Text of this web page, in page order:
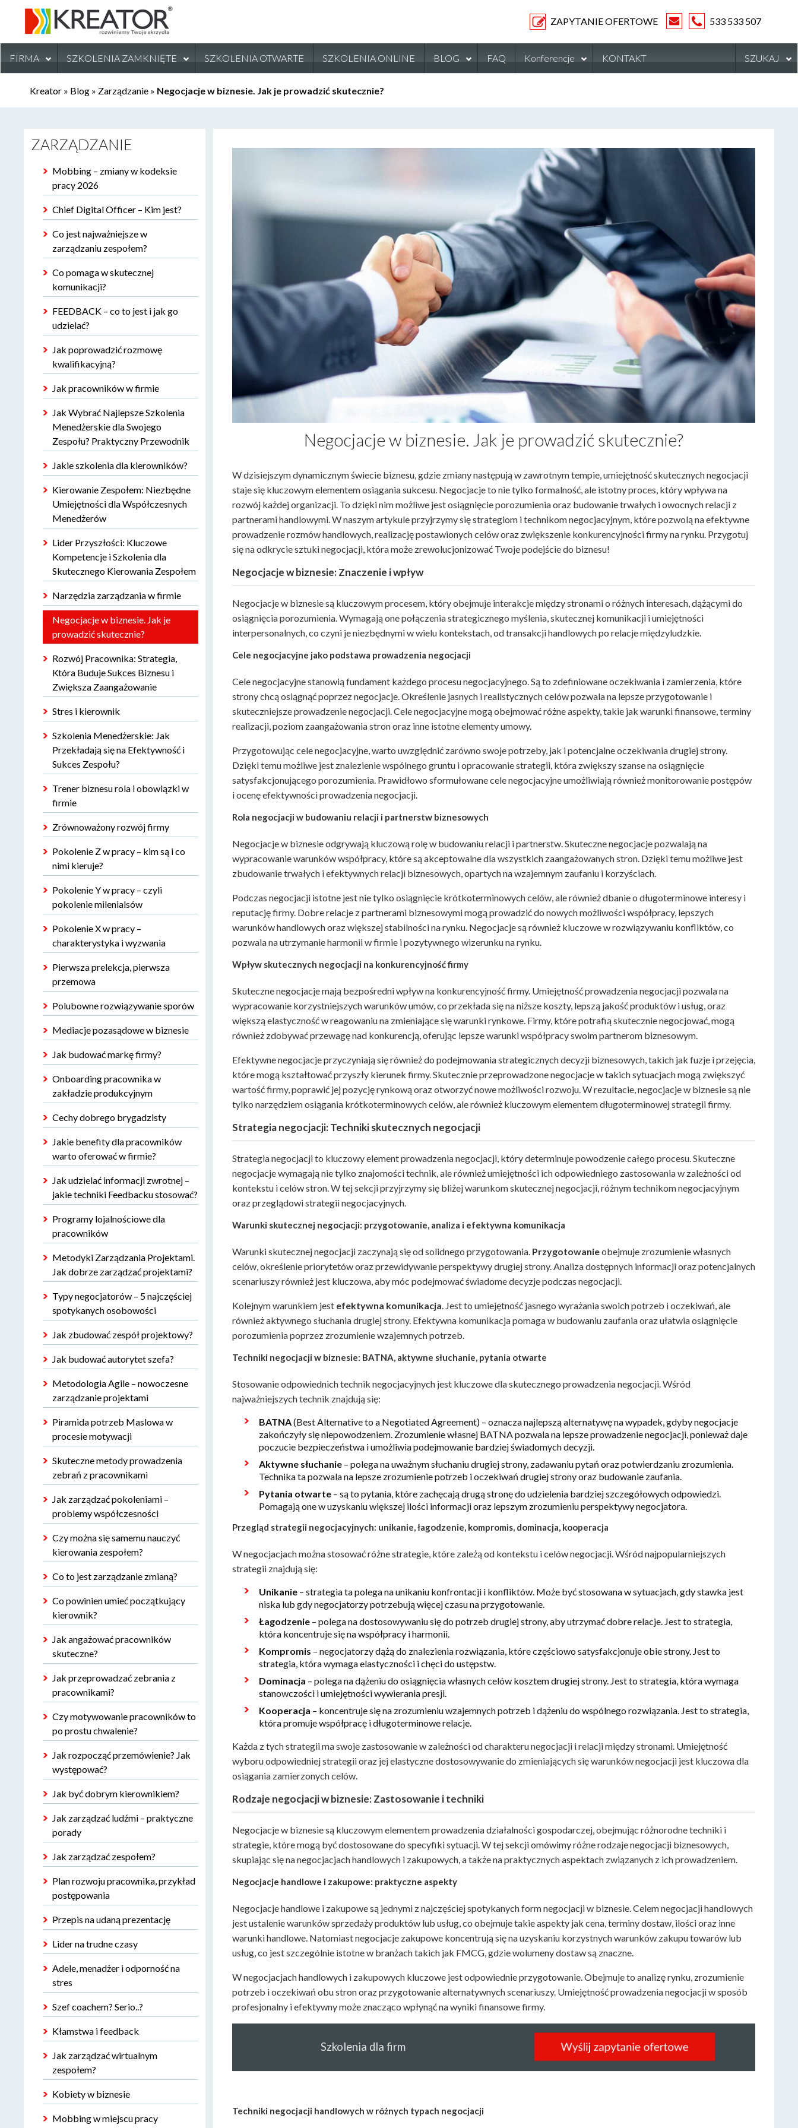
533 533 507
ZAPYTANIE OFERTOWE
FIRMA SZKOLENIA ZAMKNIĘTE SZKOLENIA OTWARTE SZKOLENIA ONLINE BLOG FAQ SZUKAJ
Konferencje KONTAKT
Kreator » Blog » Zarządzanie » Negocjacje w biznesie. Jak je prowadzić skutecznie?
ZARZĄDZANIE
Mobbing – zmiany w kodeksie
pracy 2026
Chief Digital Officer – Kim jest?
Co jest najważniejsze w
zarządzaniu zespołem?
Co pomaga w skutecznej
komunikacji?
FEEDBACK – co to jest i jak go
udzielać?
Jak poprowadzić rozmowę
kwalifikacyjną?
Jak pracowników w firmie
Jak Wybrać Najlepsze Szkolenia
Menedżerskie dla Swojego
Zespołu? Praktyczny Przewodnik
Jakie szkolenia dla kierowników?
Kierowanie Zespołem: Niezbędne
Umiejętności dla Współczesnych
Menedżerów
Lider Przyszłości: Kluczowe
Kompetencje i Szkolenia dla
Skutecznego Kierowania Zespołem
Narzędzia zarządzania w firmie
Negocjacje w biznesie. Jak je
prowadzić skutecznie?
Rozwój Pracownika: Strategia,
Która Buduje Sukces Biznesu i
Zwiększa Zaangażowanie
Stres i kierownik
Szkolenia Menedżerskie: Jak
Przekładają się na Efektywność i
Sukces Zespołu?
Trener biznesu rola i obowiązki w
firmie
Zrównoważony rozwój firmy
Pokolenie Z w pracy – kim są i co
nimi kieruje?
Pokolenie Y w pracy – czyli
pokolenie milenialsów
Pokolenie X w pracy –
charakterystyka i wyzwania
Pierwsza prelekcja, pierwsza
przemowa
Polubowne rozwiązywanie sporów
Mediacje pozasądowe w biznesie
Jak budować markę firmy?
Onboarding pracownika w
zakładzie produkcyjnym
Cechy dobrego brygadzisty
Jakie benefity dla pracowników
warto oferować w firmie?
Jak udzielać informacji zwrotnej –
jakie techniki Feedbacku stosować?
Programy lojalnościowe dla
pracowników
Metodyki Zarządzania Projektami.
Jak dobrze zarządzać projektami?
Typy negocjatorów – 5 najczęściej
spotykanych osobowości
Jak zbudować zespół projektowy?
Jak budować autorytet szefa?
Metodologia Agile – nowoczesne
zarządzanie projektami
Piramida potrzeb Maslowa w
procesie motywacji
Skuteczne metody prowadzenia
zebrań z pracownikami
Jak zarządzać pokoleniami –
problemy współczesności
Czy można się samemu nauczyć
kierowania zespołem?
Co to jest zarządzanie zmianą?
Co powinien umieć początkujący
kierownik?
Jak angażować pracowników
skuteczne?
Jak przeprowadzać zebrania z
pracownikami?
Czy motywowanie pracowników to
po prostu chwalenie?
Jak rozpocząć przemówienie? Jak
występować?
Jak być dobrym kierownikiem?
Jak zarządzać ludźmi – praktyczne
porady
Jak zarządzać zespołem?
Plan rozwoju pracownika, przykład
postępowania
Przepis na udaną prezentację
Lider na trudne czasy
Adele, menadżer i odporność na
stres
Szef coachem? Serio..?
Kłamstwa i feedback
Jak zarządzać wirtualnym
zespołem?
Kobiety w biznesie
Mobbing w miejscu pracy
Negocjacje w biznesie. Jak je prowadzić skutecznie?
W dzisiejszym dynamicznym świecie biznesu, gdzie zmiany następują w zawrotnym tempie, umiejętność skutecznych negocjacji
staje się kluczowym elementem osiągania sukcesu. Negocjacje to nie tylko formalność, ale istotny proces, który wpływa na
rozwój każdej organizacji. To dzięki nim możliwe jest osiągnięcie porozumienia oraz budowanie trwałych i owocnych relacji z
partnerami handlowymi. W naszym artykule przyjrzymy się strategiom i technikom negocjacyjnym, które pozwolą na efektywne
prowadzenie rozmów handlowych, realizację postawionych celów oraz zwiększenie konkurencyjności firmy na rynku. Przygotuj
się na odkrycie sztuki negocjacji, która może zrewolucjonizować Twoje podejście do biznesu!
Negocjacje w biznesie: Znaczenie i wpływ
Negocjacje w biznesie są kluczowym procesem, który obejmuje interakcje między stronami o różnych interesach, dążącymi do
osiągnięcia porozumienia. Wymagają one połączenia strategicznego myślenia, skutecznej komunikacji i umiejętności
interpersonalnych, co czyni je niezbędnymi w wielu kontekstach, od transakcji handlowych po relacje międzyludzkie.
Cele negocjacyjne jako podstawa prowadzenia negocjacji
Cele negocjacyjne stanowią fundament każdego procesu negocjacyjnego. Są to zdefiniowane oczekiwania i zamierzenia, które
strony chcą osiągnąć poprzez negocjacje. Określenie jasnych i realistycznych celów pozwala na lepsze przygotowanie i
skuteczniejsze prowadzenie negocjacji. Cele negocjacyjne mogą obejmować różne aspekty, takie jak warunki finansowe, terminy
realizacji, poziom zaangażowania stron oraz inne istotne elementy umowy.
Przygotowując cele negocjacyjne, warto uwzględnić zarówno swoje potrzeby, jak i potencjalne oczekiwania drugiej strony.
Dzięki temu możliwe jest znalezienie wspólnego gruntu i opracowanie strategii, która zwiększy szanse na osiągnięcie
satysfakcjonującego porozumienia. Prawidłowo sformułowane cele negocjacyjne umożliwiają również monitorowanie postępów
i ocenę efektywności prowadzenia negocjacji.
Rola negocjacji w budowaniu relacji i partnerstw biznesowych
Negocjacje w biznesie odgrywają kluczową rolę w budowaniu relacji i partnerstw. Skuteczne negocjacje pozwalają na
wypracowanie warunków współpracy, które są akceptowalne dla wszystkich zaangażowanych stron. Dzięki temu możliwe jest
zbudowanie trwałych i efektywnych relacji biznesowych, opartych na wzajemnym zaufaniu i korzyściach.
Podczas negocjacji istotne jest nie tylko osiągnięcie krótkoterminowych celów, ale również dbanie o długoterminowe interesy i
reputację firmy. Dobre relacje z partnerami biznesowymi mogą prowadzić do nowych możliwości współpracy, lepszych
warunków handlowych oraz większej stabilności na rynku. Negocjacje są również kluczowe w rozwiązywaniu konfliktów, co
pozwala na utrzymanie harmonii w firmie i pozytywnego wizerunku na rynku.
Wpływ skutecznych negocjacji na konkurencyjność firmy
Skuteczne negocjacje mają bezpośredni wpływ na konkurencyjność firmy. Umiejętność prowadzenia negocjacji pozwala na
wypracowanie korzystniejszych warunków umów, co przekłada się na niższe koszty, lepszą jakość produktów i usług, oraz
większą elastyczność w reagowaniu na zmieniające się warunki rynkowe. Firmy, które potrafią skutecznie negocjować, mogą
również zdobywać przewagę nad konkurencją, oferując lepsze warunki współpracy swoim partnerom biznesowym.
Efektywne negocjacje przyczyniają się również do podejmowania strategicznych decyzji biznesowych, takich jak fuzje i przejęcia,
które mogą kształtować przyszły kierunek firmy. Skutecznie przeprowadzone negocjacje w takich sytuacjach mogą zwiększyć
wartość firmy, poprawić jej pozycję rynkową oraz otworzyć nowe możliwości rozwoju. W rezultacie, negocjacje w biznesie są nie
tylko narzędziem osiągania krótkoterminowych celów, ale również kluczowym elementem długoterminowej strategii firmy.
Strategia negocjacji: Techniki skutecznych negocjacji
Strategia negocjacji to kluczowy element prowadzenia negocjacji, który determinuje powodzenie całego procesu. Skuteczne
negocjacje wymagają nie tylko znajomości technik, ale również umiejętności ich odpowiedniego zastosowania w zależności od
kontekstu i celów stron. W tej sekcji przyjrzymy się bliżej warunkom skutecznej negocjacji, różnym technikom negocjacyjnym
oraz przeglądowi strategii negocjacyjnych.
Warunki skutecznej negocjacji: przygotowanie, analiza i efektywna komunikacja
Warunki skutecznej negocjacji zaczynają się od solidnego przygotowania. Przygotowanieobejmuje zrozumienie własnych
celów, określenie priorytetów oraz przewidywanie perspektywy drugiej strony. Analiza dostępnych informacji oraz potencjalnych
scenariuszy również jest kluczowa, aby móc podejmować świadome decyzje podczas negocjacji.
Kolejnym warunkiem jest efektywna komunikacja. Jest to umiejętność jasnego wyrażania swoich potrzeb i oczekiwań, ale
również aktywnego słuchania drugiej strony. Efektywna komunikacja pomaga w budowaniu zaufania oraz ułatwia osiągnięcie
porozumienia poprzez zrozumienie wzajemnych potrzeb.
Techniki negocjacji w biznesie: BATNA, aktywne słuchanie, pytania otwarte
Stosowanie odpowiednich technik negocjacyjnych jest kluczowe dla skutecznego prowadzenia negocjacji. Wśród
najważniejszych technik znajdują się:
BATNA(Best Alternative to a Negotiated Agreement) – oznacza najlepszą alternatywę na wypadek, gdyby negocjacje
zakończyły się niepowodzeniem. Zrozumienie własnej BATNA pozwala na lepsze prowadzenie negocjacji, ponieważ daje
poczucie bezpieczeństwa i umożliwia podejmowanie bardziej świadomych decyzji.
Aktywne słuchanie – polega na uważnym słuchaniu drugiej strony, zadawaniu pytań oraz potwierdzaniu zrozumienia.
Technika ta pozwala na lepsze zrozumienie potrzeb i oczekiwań drugiej strony oraz budowanie zaufania.
Pytania otwarte – są to pytania, które zachęcają drugą stronę do udzielenia bardziej szczegółowych odpowiedzi.
Pomagają one w uzyskaniu większej ilości informacji oraz lepszym zrozumieniu perspektywy negocjatora.
Przegląd strategii negocjacyjnych: unikanie, łagodzenie, kompromis, dominacja, kooperacja
W negocjacjach można stosować różne strategie, które zależą od kontekstu i celów negocjacji. Wśród najpopularniejszych
strategii znajdują się:
Unikanie – strategia ta polega na unikaniu konfrontacji i konfliktów. Może być stosowana w sytuacjach, gdy stawka jest
niska lub gdy negocjatorzy potrzebują więcej czasu na przygotowanie.
Łagodzenie – polega na dostosowywaniu się do potrzeb drugiej strony, aby utrzymać dobre relacje. Jest to strategia,
która koncentruje się na współpracy i harmonii.
Kompromis – negocjatorzy dążą do znalezienia rozwiązania, które częściowo satysfakcjonuje obie strony. Jest to
strategia, która wymaga elastyczności i chęci do ustępstw.
Dominacja – polega na dążeniu do osiągnięcia własnych celów kosztem drugiej strony. Jest to strategia, która wymaga
stanowczości i umiejętności wywierania presji.
Kooperacja – koncentruje się na zrozumieniu wzajemnych potrzeb i dążeniu do wspólnego rozwiązania. Jest to strategia,
która promuje współpracę i długoterminowe relacje.
Każda z tych strategii ma swoje zastosowanie w zależności od charakteru negocjacji i relacji między stronami. Umiejętność
wyboru odpowiedniej strategii oraz jej elastyczne dostosowywanie do zmieniających się warunków negocjacji jest kluczowa dla
osiągania zamierzonych celów.
Rodzaje negocjacji w biznesie: Zastosowanie i techniki
Negocjacje w biznesie są kluczowym elementem prowadzenia działalności gospodarczej, obejmując różnorodne techniki i
strategie, które mogą być dostosowane do specyfiki sytuacji. W tej sekcji omówimy różne rodzaje negocjacji biznesowych,
skupiając się na negocjacjach handlowych i zakupowych, a także na praktycznych aspektach związanych z ich prowadzeniem.
Negocjacje handlowe i zakupowe: praktyczne aspekty
Negocjacje handlowe i zakupowe są jednymi z najczęściej spotykanych form negocjacji w biznesie. Celem negocjacji handlowych
jest ustalenie warunków sprzedaży produktów lub usług, co obejmuje takie aspekty jak cena, terminy dostaw, ilości oraz inne
warunki handlowe. Natomiast negocjacje zakupowe koncentrują się na uzyskaniu korzystnych warunków zakupu towarów lub
usług, co jest szczególnie istotne w branżach takich jak FMCG, gdzie wolumeny dostaw są znaczne.
W negocjacjach handlowych i zakupowych kluczowe jest odpowiednie przygotowanie. Obejmuje to analizę rynku, zrozumienie
potrzeb i oczekiwań obu stron oraz przygotowanie alternatywnych scenariuszy. Umiejętność prowadzenia negocjacji w sposób
profesjonalny i efektywny może znacząco wpłynąć na wyniki finansowe firmy.
Szkolenia dla firm
Techniki negocjacji handlowych w różnych typach negocjacji